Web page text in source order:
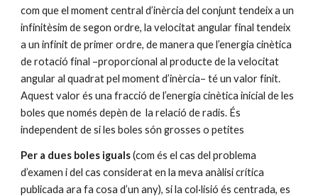
com que el moment central d’inèrcia del conjunt tendeix a un
infinitèsim de segon ordre, la velocitat angular final tendeix
a un infinit de primer ordre, de manera que l’energia cinètica
de rotació final –proporcional al producte de la velocitat
angular al quadrat pel moment d’inèrcia– té un valor finit.
Aquest valor és una fracció de l’energia cinètica inicial de les
boles que només depèn de  la relació de radis. És
independent de si les boles són grosses o petites
Per a dues boles iguals (com és el cas del problema
d’examen i del cas considerat en la meva anàlisi crítica
publicada ara fa cosa d’un any), si la col·lisió és centrada, es